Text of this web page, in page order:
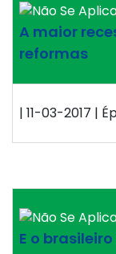
A maior
reformas
| 11-03-2017 |
E o